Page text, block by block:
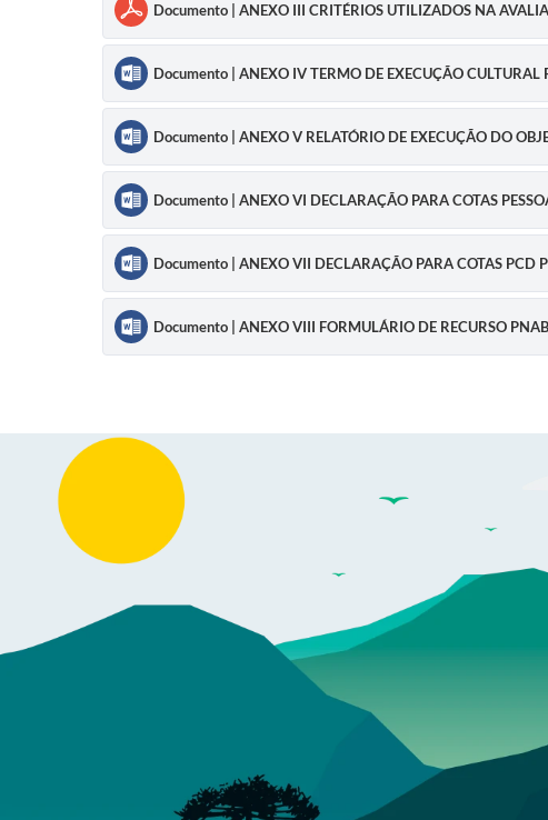
Documento | ANEXO III CRITÉRIOS UTILIZADOS NA
Documento | ANEXO IV TERMO DE EXECUÇÃO CULTURAL
Documento | ANEXO V RELATÓRIO DE EXECUÇÃO DO
Documento | ANEXO VI DECLARAÇÃO PARA COTAS
Documento | ANEXO VII DECLARAÇÃO PARA COTAS PCD
Documento | ANEXO VIII FORMULÁRIO DE RECURSO PNAB